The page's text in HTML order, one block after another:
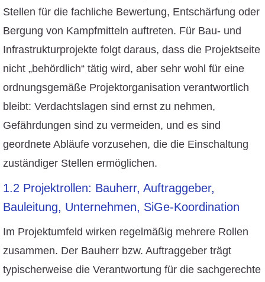
Stellen für die fachliche Bewertung, Entschärfung oder
Bergung von Kampfmitteln auftreten. Für Bau- und
Infrastrukturprojekte folgt daraus, dass die Projektseite
nicht „behördlich“ tätig wird, aber sehr wohl für eine
ordnungsgemäße Projektorganisation verantwortlich
bleibt: Verdachtslagen sind ernst zu nehmen,
Gefährdungen sind zu vermeiden, und es sind
geordnete Abläufe vorzusehen, die die Einschaltung
zuständiger Stellen ermöglichen.
1.2 Projektrollen: Bauherr, Auftraggeber,
Bauleitung, Unternehmen, SiGe-Koordination
Im Projektumfeld wirken regelmäßig mehrere Rollen
zusammen. Der Bauherr bzw. Auftraggeber trägt
typischerweise die Verantwortung für die sachgerechte